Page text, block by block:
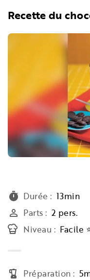
Recette du
timer Durée : 13min
person_outline Parts : 2 pers.
Niveau : Facile
blender Préparation :